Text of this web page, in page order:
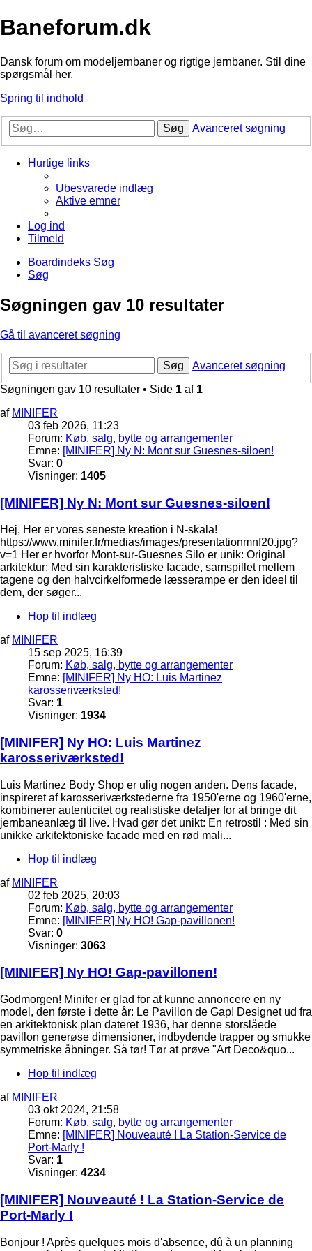
Baneforum.dk
Dansk forum om modeljernbaner og rigtige jernbaner. Stil dine
spørgsmål her.
Spring til indhold
Søg Avanceret søgning
Hurtige links
Ubesvarede indlæg
Aktive emner
Log ind
Tilmeld
Boardindeks Søg
Søg
Søgningen gav 10 resultater
Gå til avanceret søgning
Søg
Avanceret søgning
Søgningen gav 10 resultater • Side 1 af 1
af MINIFER
03 feb 2026, 11:23
Forum: Køb, salg, bytte og arrangementer
Emne: [MINIFER] Ny N: Mont sur Guesnes-siloen!
Svar: 0
Visninger: 1405
[MINIFER] Ny N: Mont sur Guesnes-siloen!
Hej, Her er vores seneste kreation i N-skala!
https://www.minifer.fr/medias/images/presentationmnf20.jpg?
v=1 Her er hvorfor Mont-sur-Guesnes Silo er unik: Original
arkitektur: Med sin karakteristiske facade, samspillet mellem
tagene og den halvcirkelformede læsserampe er den ideel til
dem, der søger...
Hop til indlæg
af MINIFER
15 sep 2025, 16:39
Forum: Køb, salg, bytte og arrangementer
Emne: [MINIFER] Ny HO: Luis Martinez
karosseriværksted!
Svar: 1
Visninger: 1934
[MINIFER] Ny HO: Luis Martinez
karosseriværksted!
Luis Martinez Body Shop er ulig nogen anden. Dens facade,
inspireret af karosseriværkstederne fra 1950'erne og 1960'erne,
kombinerer autenticitet og realistiske detaljer for at bringe dit
jernbaneanlæg til live. Hvad gør det unikt: En retrostil : Med sin
unikke arkitektoniske facade med en rød mali...
Hop til indlæg
af MINIFER
02 feb 2025, 20:03
Forum: Køb, salg, bytte og arrangementer
Emne: [MINIFER] Ny HO! Gap-pavillonen!
Svar: 0
Visninger: 3063
[MINIFER] Ny HO! Gap-pavillonen!
Godmorgen! Minifer er glad for at kunne annoncere en ny
model, den første i dette år: Le Pavillon de Gap! Designet ud fra
en arkitektonisk plan dateret 1936, har denne storslåede
pavillon generøse dimensioner, indbydende trapper og smukke
symmetriske åbninger. Så tør! Tør at prøve "Art Deco&quo...
Hop til indlæg
af MINIFER
03 okt 2024, 21:58
Forum: Køb, salg, bytte og arrangementer
Emne: [MINIFER] Nouveauté ! La Station-Service de
Port-Marly !
Svar: 1
Visninger: 4234
[MINIFER] Nouveauté ! La Station-Service de
Port-Marly !
Bonjour ! Après quelques mois d'absence, dû à un planning